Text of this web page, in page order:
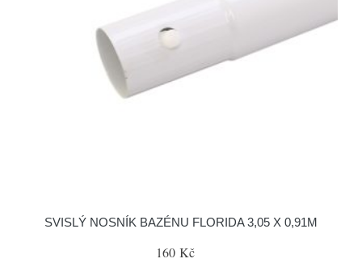
SVISLÝ NOSNÍK BAZÉNU FLORIDA 3,05 X 0,91M
160 Kč